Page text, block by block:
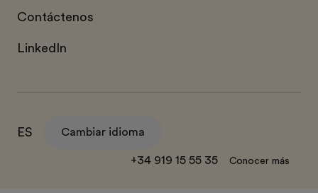
Contáctenos
LinkedIn
ES Cambiar idioma
+34 919 15 55 35 Conocer más